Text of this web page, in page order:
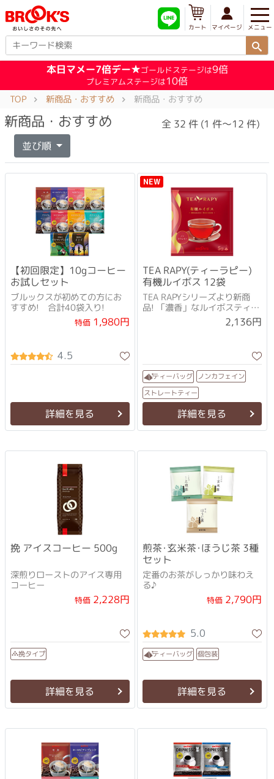
メニュー
マイページ
カート
本日マメー7倍デー★ゴールドステージは9倍
プレミアムステージは10倍
TOP 新商品・おすすめ 新商品・おすすめ
新商品・おすすめ 全 32 件 (1 件～12 件)
並び順
【初回限定】10gコーヒー
お試しセット
ブルックスが初めての方にお
すすめ! 合計40袋入り!
特価1,980円
4.5
詳細を見る
NEW
TEA RAPY(ティーラピー)
有機ルイボス 12袋
TEA RAPYシリーズより新商
品! 「濃香」なルイボスティー
2,136円
ティーバッグ ノンカフェイン
ストレートティー
詳細を見る
挽 アイスコーヒー 500g
深煎りローストのアイス専用
コーヒー
特価2,228円
挽タイプ
詳細を見る
煎茶･玄米茶･ほうじ茶 3種
セット
定番のお茶がしっかり味わえ
る♪
特価2,790円
5.0
ティーバッグ 個包装
詳細を見る